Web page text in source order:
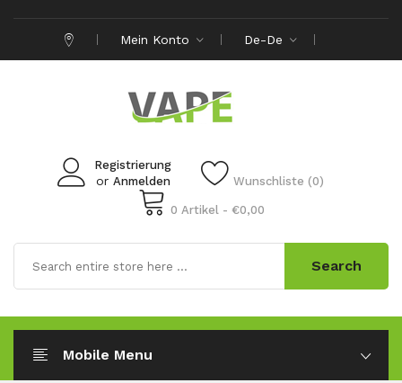
Mein Konto De-De
Registrierung
or Anmelden Wunschliste (0)
0 Artikel - €0,00
Search
Mobile Menu